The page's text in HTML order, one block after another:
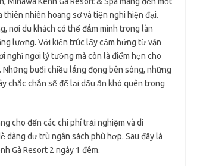
nhiên hoang sơ và tiện nghi hiện đại.
nơi du khách có thể đắm mình trong làn
lượng. Với kiến trúc lấy cảm hứng từ văn
nghỉ ngơi lý tưởng mà còn là điểm hẹn cho
buổi chiều lắng đọng bên sông, những
chắc chắn sẽ để lại dấu ấn khó quên trong
cho đến các chi phí trải nghiệm và di
dự trù ngân sách phù hợp. Sau đây là
Gà Resort 2 ngày 1 đêm.